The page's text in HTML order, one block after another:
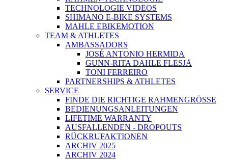
TECHNOLOGIE VIDEOS
SHIMANO E-BIKE SYSTEMS
MAHLE EBIKEMOTION
TEAM & ATHLETES
AMBASSADORS
JOSÉ ANTONIO HERMIDA
GUNN-RITA DAHLE FLESJÅ
TONI FERREIRO
PARTNERSHIPS & ATHLETES
SERVICE
FINDE DIE RICHTIGE RAHMENGRÖSSE
BEDIENUNGSANLEITUNGEN
LIFETIME WARRANTY
AUSFALLENDEN - DROPOUTS
RÜCKRUFAKTIONEN
ARCHIV 2025
ARCHIV 2024